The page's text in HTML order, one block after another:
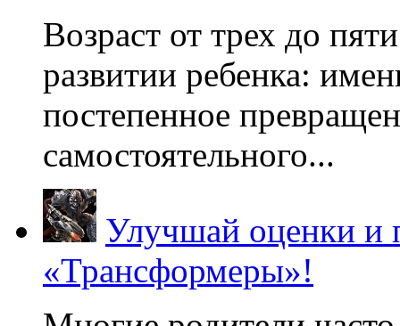
Возраст от трех до
развитии ребенка:
постепенное
самостоятельного...
Улучшай оценки и
«Трансформеры»!